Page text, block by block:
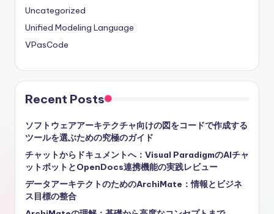
Uncategorized
Unified Modeling Language
VPasCode
Recent Posts
ソフトウェアアーキテクチャ向けの図をコードで作成する
ツールを選ぶための究極のガイド
チャットからドキュメントへ：Visual ParadigmのAIチャ
ットボットとOpenDocs連携機能の実践レビュー
データアーキテクトのためのArchiMate：情報とビジネ
ス目標の整合